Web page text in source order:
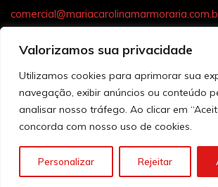
Valorizamos sua privacidade
Utilizamos cookies para aprimorar sua
navegação, exibir anúncios ou conteúdo
analisar nosso tráfego. Ao clicar em
concorda com nosso uso de cookies.
Personalizar Rejeitar
Copyright © 2025. All Rights Reserved.
Rainov Designer